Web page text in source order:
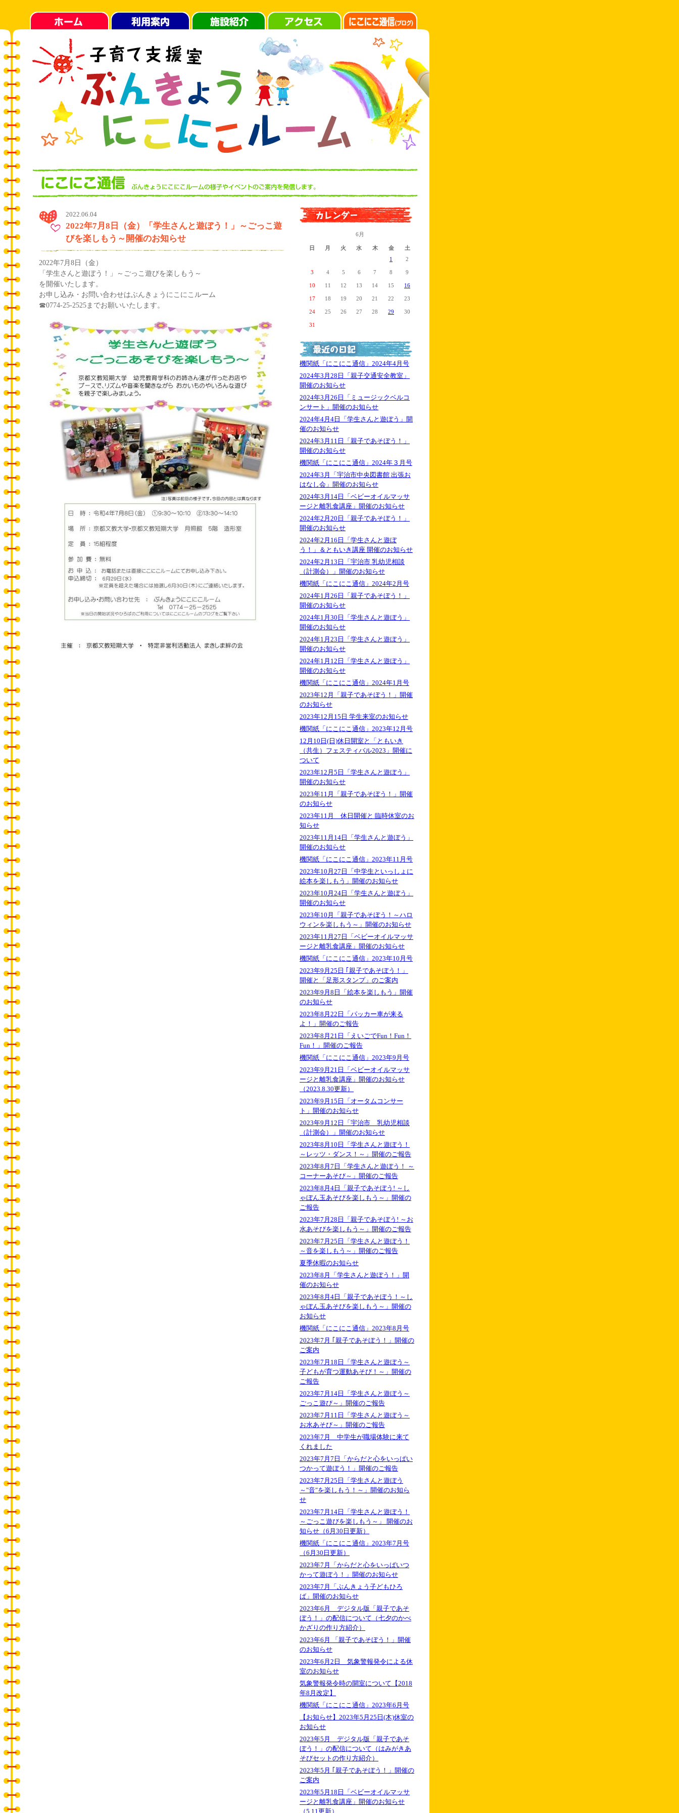
2022.06.04
2022年7月8日（金）「学生さんと遊ぼう！」～ごっこ遊
びを楽しもう～開催のお知らせ
2022年7月8日（金）
「学生さんと遊ぼう！」～ごっこ遊びを楽しもう～
を開催いたします。
お申し込み・お問い合わせはぶんきょうにこにこルーム
☎0774-25-2525までお願いいたします。
6月
日 月 火 水 木 金
土
1
2
3 4 5 6 7 8 9
10 11 12 13 14 15 16
17 18 19 20 21 22 23
24 25 26 27 28 29 30
31
機関紙「にこにこ通信」2024年4月号
2024年3月28日「親子交通安全教室」
開催のお知らせ
2024年3月26日「ミュージックベルコ
ンサート」開催のお知らせ
2024年4月4日「学生さんと遊ぼう」開
催のお知らせ
2024年3月11日「親子であそぼう！」
開催のお知らせ
機関紙「にこにこ通信」2024年３月号
2024年3月「宇治市中央図書館 出張お
はなし会」開催のお知らせ
2024年3月14日「ベビーオイルマッサ
ージと離乳食講座」開催のお知らせ
2024年2月20日「親子であそぼう！」
開催のお知らせ
2024年2月16日「学生さんと遊ぼ
う！」＆ともいき講座 開催のお知らせ
2024年2月13日「宇治市 乳幼児相談
（計測会）」開催のお知らせ
機関紙「にこにこ通信」2024年2月号
2024年1月26日「親子であそぼう！」
開催のお知らせ
2024年1月30日「学生さんと遊ぼう」
開催のお知らせ
2024年1月23日「学生さんと遊ぼう」
開催のお知らせ
2024年1月12日「学生さんと遊ぼう」
開催のお知らせ
機関紙「にこにこ通信」2024年1月号
2023年12月「親子であそぼう！」開催
のお知らせ
2023年12月15日 学生来室のお知らせ
機関紙「にこにこ通信」2023年12月号
12月10日(日)休日開室と「ともいき
（共生）フェスティバル2023」開催に
ついて
2023年12月5日「学生さんと遊ぼう」
開催のお知らせ
2023年11月「親子であそぼう！」開催
のお知らせ
2023年11月 休日開催と 臨時休室のお
知らせ
2023年11月14日「学生さんと遊ぼう」
開催のお知らせ
機関紙「にこにこ通信」2023年11月号
2023年10月27日「中学生といっしょに
絵本を楽しもう」開催のお知らせ
2023年10月24日「学生さんと遊ぼう」
開催のお知らせ
2023年10月「親子であそぼう！～ハロ
ウィンを楽しもう～」開催のお知らせ
2023年11月27日「ベビーオイルマッサ
ージと離乳食講座」開催のお知らせ
機関紙「にこにこ通信」2023年10月号
2023年9月25日 ｢親子であそぼう！」
開催と「足形スタンプ」のご案内
2023年9月8日「絵本を楽しもう」開催
のお知らせ
2023年8月22日「パッカー車が来る
よ！」開催のご報告
2023年8月21日「えいごでFun！Fun！
Fun！」開催のご報告
機関紙「にこにこ通信」2023年9月号
2023年9月21日「ベビーオイルマッサ
ージと離乳食講座」開催のお知らせ
（2023.8.30更新）
2023年9月15日「オータムコンサー
ト」開催のお知らせ
2023年9月12日「宇治市 乳幼児相談
（計測会）」開催のお知らせ
2023年8月10日「学生さんと遊ぼう！
～レッツ・ダンス！～」開催のご報告
2023年8月7日「学生さんと遊ぼう！ ～
コーナーあそび～」開催のご報告
2023年8月4日「親子であそぼう! ～し
ゃぼん玉あそびを楽しもう～」開催の
ご報告
2023年7月28日「親子であそぼう! ～お
水あそびを楽しもう～」開催のご報告
2023年7月25日「学生さんと遊ぼう！
～音を楽しもう～」開催のご報告
夏季休暇のお知らせ
2023年8月「学生さんと遊ぼう！」開
催のお知らせ
2023年8月4日「親子であそぼう！～し
ゃぼん玉あそびを楽しもう～」開催の
お知らせ
機関紙「にこにこ通信」2023年8月号
2023年7月 ｢親子であそぼう！」開催の
ご案内
2023年7月18日「学生さんと遊ぼう～
子どもが育つ運動あそび！～」開催の
ご報告
2023年7月14日「学生さんと遊ぼう～
ごっこ遊び～」開催のご報告
2023年7月11日「学生さんと遊ぼう～
お水あそび～」開催のご報告
2023年7月 中学生が職場体験に来て
くれました
2023年7月7日「からだと心をいっぱい
つかって遊ぼう！」開催のご報告
2023年7月25日「学生さんと遊ぼう
～"音"を楽しもう！～」開催のお知ら
せ
2023年7月14日「学生さんと遊ぼう！
～ごっこ遊びを楽しもう～」 開催のお
知らせ（6月30日更新）
機関紙「にこにこ通信」2023年7月号
（6月30日更新）
2023年7月「からだと心をいっぱいつ
かって遊ぼう！」開催のお知らせ
2023年7月「ぶんきょう子どもひろ
ば」開催のお知らせ
2023年6月 デジタル版「親子であそ
ぼう！」の配信について（七夕のかべ
かざりの作り方紹介）
2023年6月 「親子であそぼう！」開催
のお知らせ
2023年6月2日 気象警報発令による休
室のお知らせ
気象警報発令時の開室について【2018
年8月改定】
機関紙「にこにこ通信」2023年6月号
【お知らせ】2023年5月25日(木)休室の
お知らせ
2023年5月 デジタル版「親子であそ
ぼう！」の配信について（はみがきあ
そびセットの作り方紹介）
2023年5月 ｢親子であそぼう！」開催の
ご案内
2023年5月18日「ベビーオイルマッサ
ージと離乳食講座」開催のお知らせ
（5.11更新）